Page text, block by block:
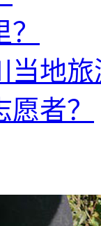
当地
者？